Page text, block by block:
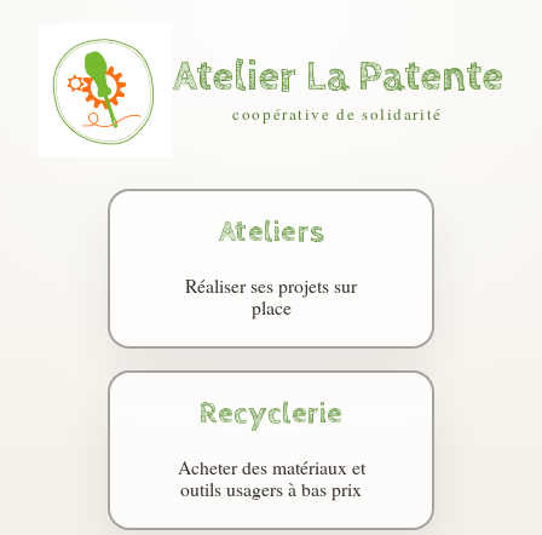
Atelier La Patente
coopérative de solidarité
Ateliers
Réaliser ses projets sur
place
Recyclerie
Acheter des matériaux et
outils usagers à bas prix